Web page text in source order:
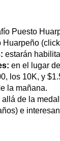
Puesto
Huarpeño (click
estarán
en el lugar
los 10K, y
la mañana.
allá de la
e